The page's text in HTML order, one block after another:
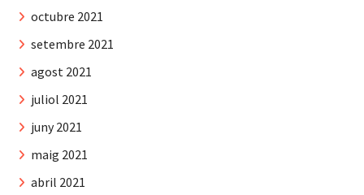
octubre 2021
setembre 2021
agost 2021
juliol 2021
juny 2021
maig 2021
abril 2021